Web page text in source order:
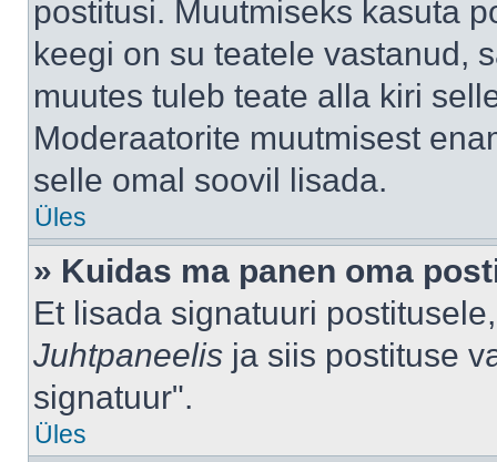
postitusi. Muutmiseks kasuta
keegi on su teatele vastanud,
muutes tuleb teate alla kiri
Moderaatorite muutmisest
selle omal soovil lisada.
Üles
» Kuidas ma panen oma
Et lisada signatuuri
Juhtpaneelis ja siis postituse
signatuur".
Üles